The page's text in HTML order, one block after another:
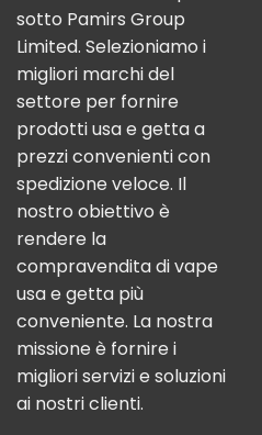
sotto Pamirs Group
Limited. Selezioniamo i
migliori marchi del
settore per fornire
prodotti usa e getta a
prezzi convenienti con
spedizione veloce. Il
nostro obiettivo è
rendere la
compravendita di vape
usa e getta più
conveniente. La nostra
missione è fornire i
migliori servizi e soluzioni
ai nostri clienti.